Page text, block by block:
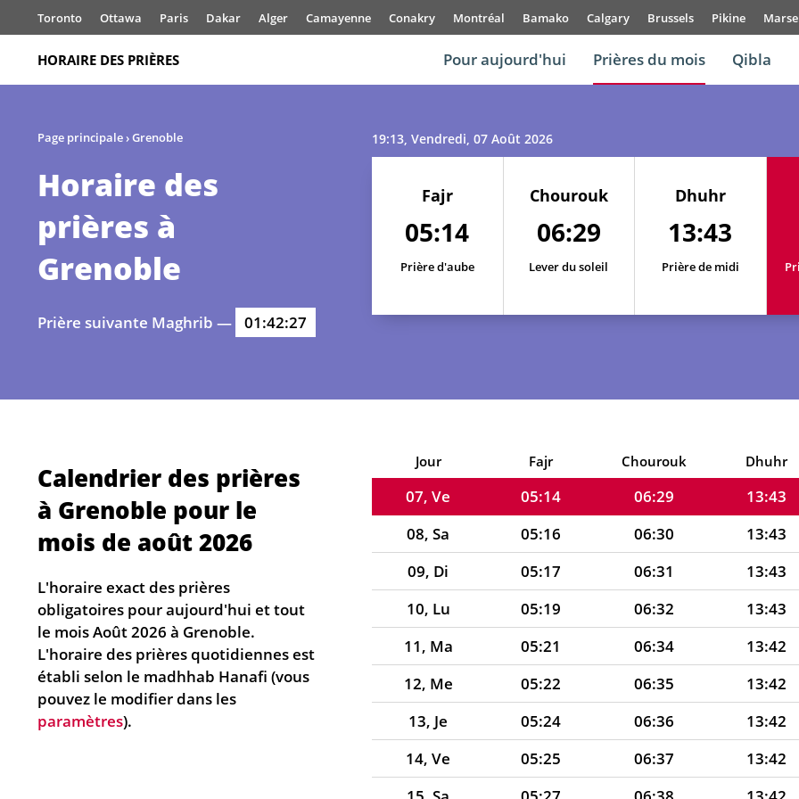
Toronto Ottawa Paris Dakar Alger Camayenne Conakry Montréal Bamako Calgary Brussels Pikine
HORAIRE DES PRIÈRES Pour aujourd'hui Prières du mois Qibla
Page principale›Grenoble
Horaire des
prières à
Grenoble
Prière suivante Maghrib — 01:42:27
19:13, Vendredi, 07 Août 2026
Fajr
05:14
Prière d'aube
Chourouk
06:29
Lever du soleil
Dhuhr
13:43
Prière de midi
Calendrier des prières
à Grenoble pour le
mois de août 2026
L'horaire exact des prières
obligatoires pour aujourd'hui et tout
le mois Août 2026 à Grenoble.
L'horaire des prières quotidiennes est
établi selon le madhhab Hanafi (vous
pouvez le modifier dans les
paramètres).
Jour Fajr Chourouk Dhuhr
01, Sa 05:05 06:22 13:44
06, Je
05:13 06:28 13:43
07, Ve
05:14 06:29 13:43
08, Sa
05:16 06:30 13:43
09, Di
05:17 06:31 13:43
10, Lu
05:19 06:32 13:43
11, Ma
05:21 06:34 13:42
12, Me
05:22 06:35 13:42
13, Je
05:24 06:36 13:42
14, Ve
05:25 06:37 13:42